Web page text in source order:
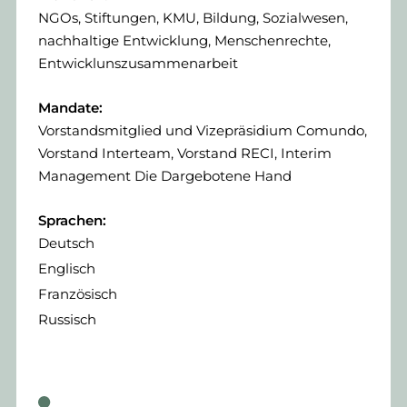
NGOs, Stiftungen, KMU, Bildung, Sozialwesen,
nachhaltige Entwicklung, Menschenrechte,
Entwicklunszusammenarbeit
Mandate:
Vorstandsmitglied und Vizepräsidium Comundo,
Vorstand Interteam, Vorstand RECI, Interim
Management Die Dargebotene Hand
Sprachen:
Deutsch
Englisch
Französisch
Russisch